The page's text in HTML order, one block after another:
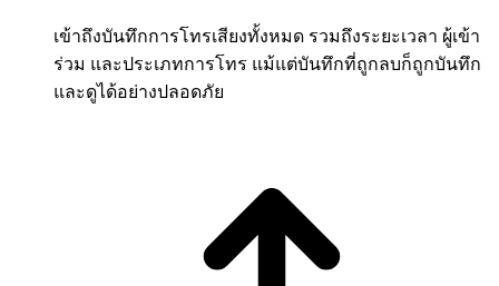
เข้าถึงบันทึกการโทรเสียงทั้งหมด รวมถึงระยะเวลา ผู้เข้า
ร่วม และประเภทการโทร แม้แต่บันทึกที่ถูกลบก็ถูกบันทึก
และดูได้อย่างปลอดภัย